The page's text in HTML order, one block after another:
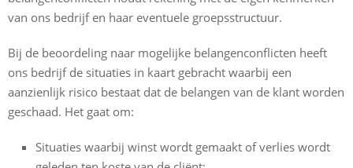
van ons bedrijf en haar eventuele groepsstructuur.
Bij de beoordeling naar mogelijke belangenconflicten heeft
ons bedrijf de situaties in kaart gebracht waarbij een
aanzienlijk risico bestaat dat de belangen van de klant worden
geschaad. Het gaat om:
Situaties waarbij winst wordt gemaakt of verlies wordt